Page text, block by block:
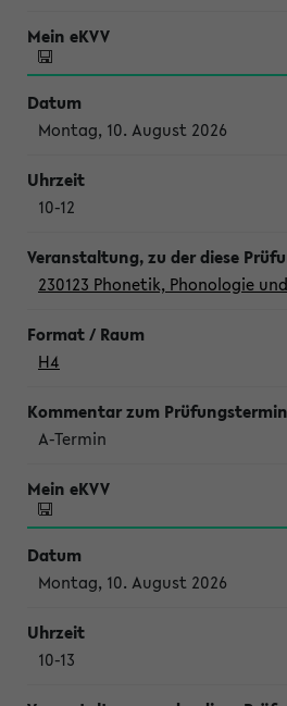
Montag, 10. August 2026
10-12
230123 Phonetik, Phonologie
H4
A-Termin
Montag, 10. August 2026
10-13